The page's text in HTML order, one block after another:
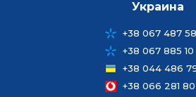
Украина
+38 067 487
+38 067 885 10
+38 044 486
+38 066 281 80